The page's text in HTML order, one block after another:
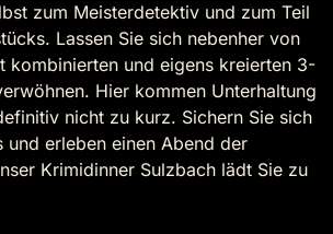
zum Meisterdetektiv und zum Teil
Lassen Sie sich nebenher von
kombinierten und eigens kreierten 3-
Hier kommen Unterhaltung
nicht zu kurz. Sichern Sie sich
und erleben einen Abend der
Krimidinner Sulzbach lädt Sie zu